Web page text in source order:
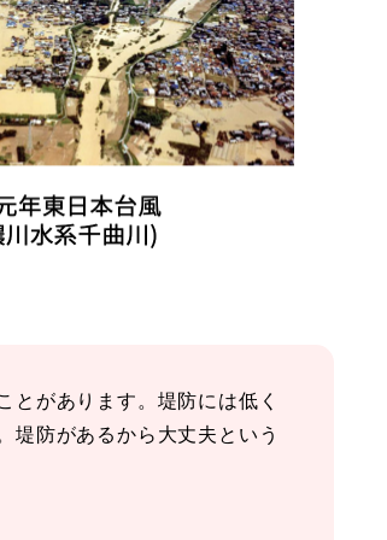
とがあります。堤防には低く
堤防があるから大丈夫という